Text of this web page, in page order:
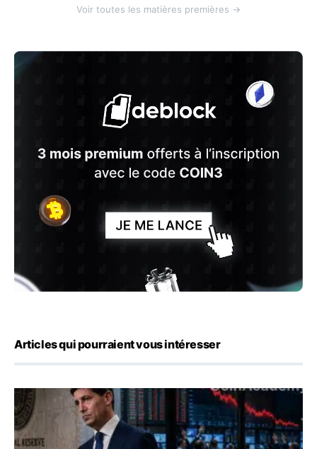
Voir toutes les matières premières →
Articles qui pourraient vous intéresser
Kevin Warsh maintient sa communication minimaliste